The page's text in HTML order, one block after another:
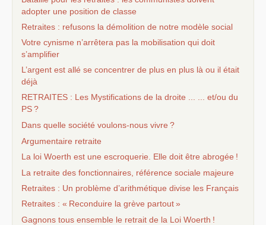
adopter une position de classe
Retraites : refusons la démolition de notre modèle social
Votre cynisme n’arrêtera pas la mobilisation qui doit
s’amplifier
L’argent est allé se concentrer de plus en plus là ou il était
déjà
RETRAITES : Les Mystifications de la droite ... ... et/ou du
PS?
Dans quelle société voulons-nous vivre ?
Argumentaire retraite
La loi Woerth est une escroquerie. Elle doit être abrogée !
La retraite des fonctionnaires, référence sociale majeure
Retraites : Un problème d’arithmétique divise les Français
Retraites : « Reconduire la grève partout»
Gagnons tous ensemble le retrait de la Loi Woerth !